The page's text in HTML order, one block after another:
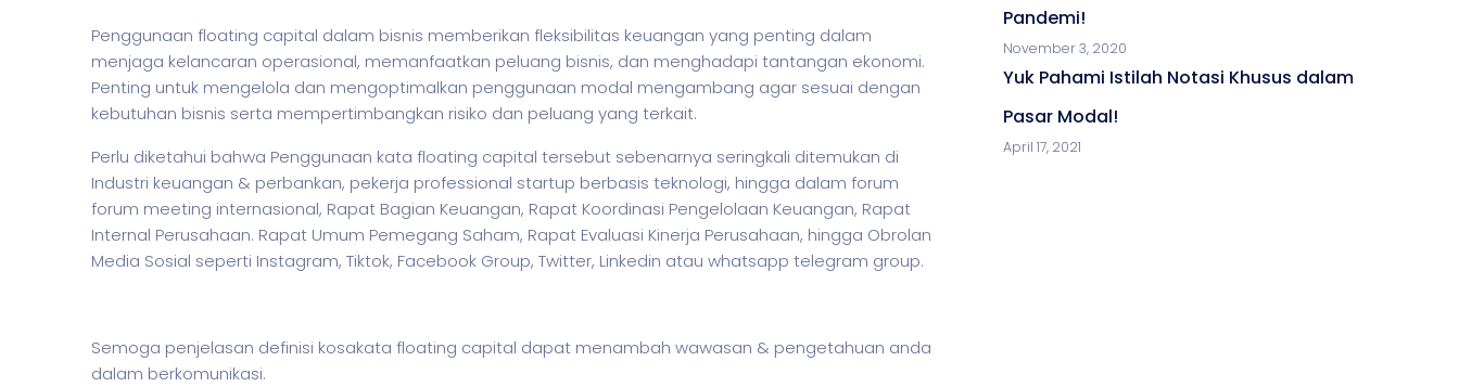
Penggunaan floating capital dalam bisnis memberikan fleksibilitas keuangan yang penting dalam
menjaga kelancaran operasional, memanfaatkan peluang bisnis, dan menghadapi tantangan ekonomi.
Penting untuk mengelola dan mengoptimalkan penggunaan modal mengambang agar sesuai dengan
kebutuhan bisnis serta mempertimbangkan risiko dan peluang yang terkait.
Perlu diketahui bahwa Penggunaan kata floating capital tersebut sebenarnya seringkali ditemukan di
Industri keuangan & perbankan, pekerja professional startup berbasis teknologi, hingga dalam forum
forum meeting internasional, Rapat Bagian Keuangan, Rapat Koordinasi Pengelolaan Keuangan, Rapat
Internal Perusahaan. Rapat Umum Pemegang Saham, Rapat Evaluasi Kinerja Perusahaan, hingga Obrolan
Media Sosial seperti Instagram, Tiktok, Facebook Group, Twitter, Linkedin atau whatsapp telegram group.
Semoga penjelasan definisi kosakata floating capital dapat menambah wawasan & pengetahuan anda
dalam berkomunikasi.
Pandemi!
November 3, 2020
Yuk Pahami Istilah Notasi Khusus dalam
Pasar Modal!
April 17, 2021